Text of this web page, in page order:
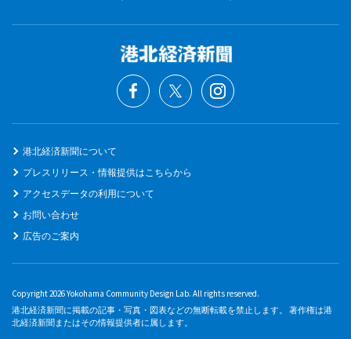
港北経済新聞について
プレスリリース・情報提供はこちらから
アクセスデータの利用について
お問い合わせ
広告のご案内
Copyright 2026 Yokohama Community Design Lab. All rights reserved.
港北経済新聞に掲載の記事・写真・図表などの無断転載を禁止します。 著作権は港
北経済新聞またはその情報提供者に属します。